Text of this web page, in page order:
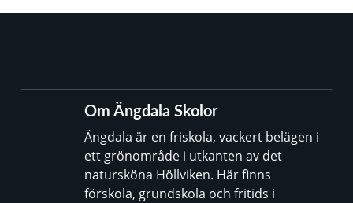
Om Ängdala Skolor
Ängdala är en friskola, vackert belägen i
ett grönområde i utkanten av det
natursköna Höllviken. Här finns
förskola, grundskola och fritids i